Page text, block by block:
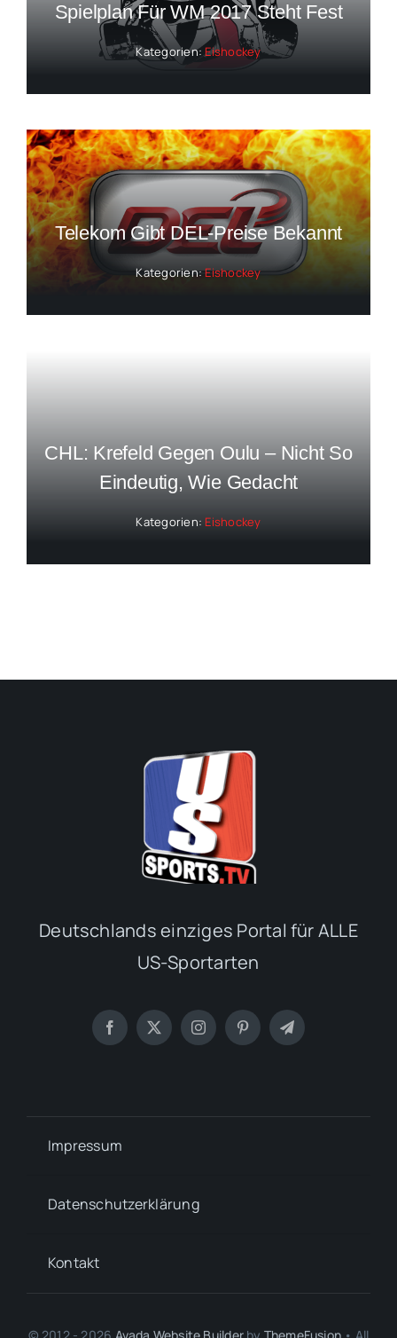
Spielplan Für WM 2017 Steht Fest
Kategorien:Eishockey
Telekom Gibt DEL-Preise Bekannt
Kategorien:Eishockey
CHL: Krefeld Gegen Oulu – Nicht So
Eindeutig, Wie Gedacht
Kategorien: Eishockey
Deutschlands einziges Portal für ALLE
US-Sportarten
Impressum
Datenschutzerklärung
Kontakt